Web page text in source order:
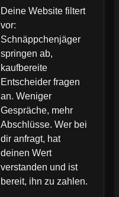
Deine Website filtert
vor:
Schnäppchenjäger
springen ab,
kaufbereite
Entscheider fragen
an. Weniger
Gespräche, mehr
Abschlüsse. Wer bei
dir anfragt, hat
deinen Wert
verstanden und ist
bereit, ihn zu zahlen.